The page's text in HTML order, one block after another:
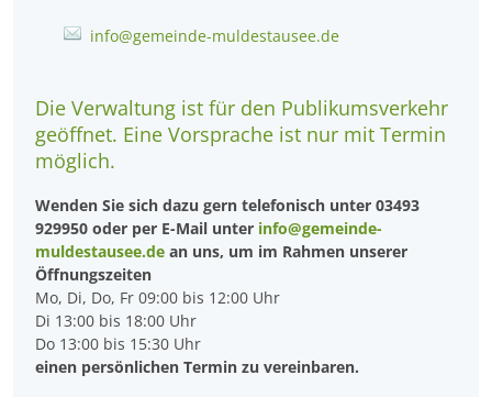
info@gemeinde-muldestausee.de
Die Verwaltung ist für den Publikumsverkehr
geöffnet. Eine Vorsprache ist nur mit Termin
möglich.
Wenden Sie sich dazu gern telefonisch unter 03493
929950 oder per E-Mail unter info@gemeinde-
muldestausee.de an uns, um im Rahmen unserer
Öffnungszeiten
Mo, Di, Do, Fr 09:00 bis 12:00 Uhr
Di 13:00 bis 18:00 Uhr
Do 13:00 bis 15:30 Uhr
einen persönlichen Termin zu vereinbaren.